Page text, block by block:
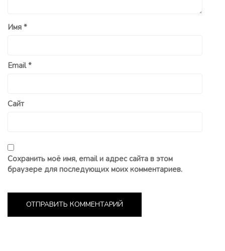
Имя *
Email*
Сайт
Сохранить моё имя, email и адрес сайта в этом
браузере для последующих моих комментариев.